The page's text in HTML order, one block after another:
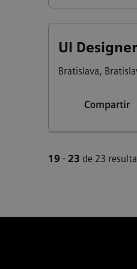
UI
Bratislava,
Compartir
19 - 23 de 23